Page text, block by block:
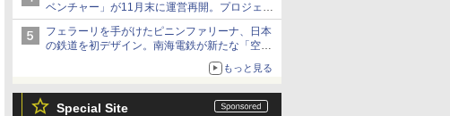
ベンチャー」が11月末に運営再開。プロジェク
ションマッピングを追加、DPAは1500円
フェラーリを手がけたピニンファリーナ、日本
の鉄道を初デザイン。南海電鉄が新たな「空港
もっと見る
Special Site